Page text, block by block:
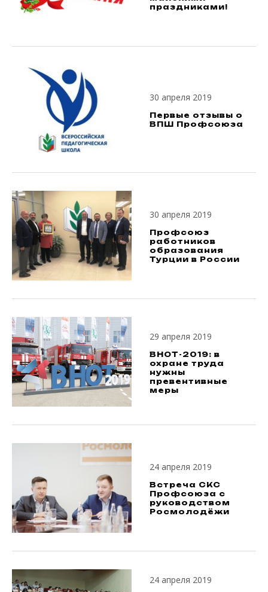
праздниками!
30 апреля 2019
Первые отзывы о
ВПШ Профсоюза
30 апреля 2019
Профсоюз
работников
образования
Турции в России
29 апреля 2019
ВНОТ-2019: в
охране труда
нужны
превентивные
меры
24 апреля 2019
Встреча СКС
Профсоюза с
руководством
Росмолодёжи
24 апреля 2019